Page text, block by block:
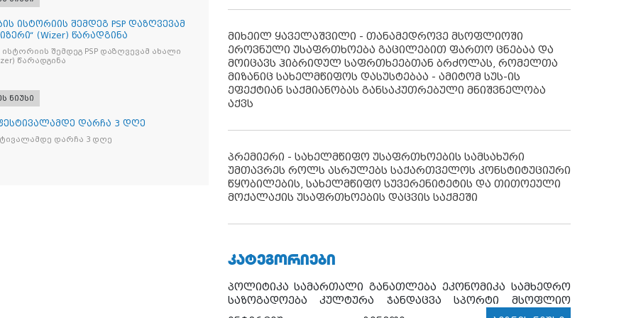
ისტორიის შემდეგ PSP დაზღვევამ
(Wizer) წარადგინა
შემდეგ PSP დაზღვევამ ახალი
(Wizer) წარადგინა
ნიუსი
დარჩა 3 დღე
დარჩა 3 დღე
მიხეილ ყაველაშვილი - თანამედროვე მსოფლიოში
ეროვნული უსაფრთხოება გაცილებით ფართო ცნებაა და
მოიცავს ჰიბრიდულ საფრთხეებთან ბრძოლას, რომელთა
მიზანიც სახელმწიფოს დასუსტებაა - ამიტომ სუს-ის
ეფექტიან საქმიანობას განსაკუთრებული მნიშვნელობა
აქვს
პრემიერი - სახელმწიფო უსაფრთხოების სამსახური
უმთავრეს როლს ასრულებს საქართველოს კონსტიტუციური
წყობილების, სახელმწიფო სუვერენიტეტის და თითოეული
მოქალაქის უსაფრთხოების დაცვის საქმეში
ᲙᲐᲢᲔᲒᲝᲠᲘᲔᲑᲘ
პოლიტიკა სამართალი განათლება ეკონომიკა სამხედრო
საზოგადოება
კულტურა ჯანდაცვა სპორტი
მსოფლიო